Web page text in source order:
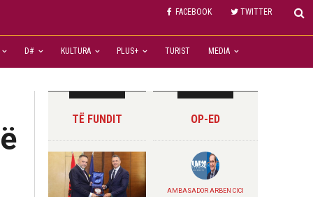
FACEBOOK TWITTER
D# KULTURA PLUS+ TURIST MEDIA
TË FUNDIT OP-ED
AMBASADOR ARBEN CICI